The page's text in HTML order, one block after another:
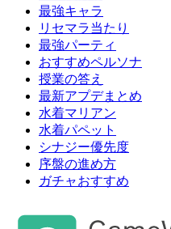
最強キャラ
リセマラ当たり
最強パーティ
おすすめペルソナ
授業の答え
最新アプデまとめ
水着マリアン
水着パペット
シナジー優先度
序盤の進め方
ガチャおすすめ